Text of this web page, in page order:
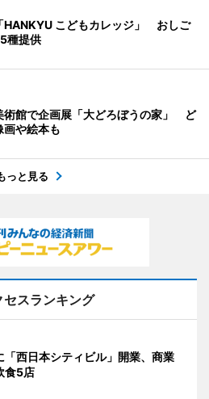
HANKYU こどもカレッジ」 おしご
種提供
術館で企画展「大どろぼうの家」 ど
画や絵本も
っと見る
セスランキング
「西日本シティビル」開業、商業
食5店